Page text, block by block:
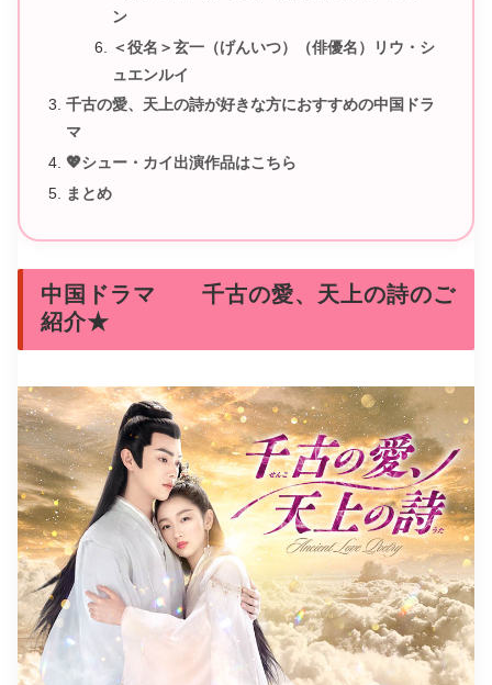
ン
＜役名＞玄一（げんいつ）（俳優名）リウ・シ
ュエンルイ
千古の愛、天上の詩が好きな方におすすめの中国ドラ
マ
💖シュー・カイ出演作品はこちら
まとめ
中国ドラマ 千古の愛、天上の詩のご
紹介★